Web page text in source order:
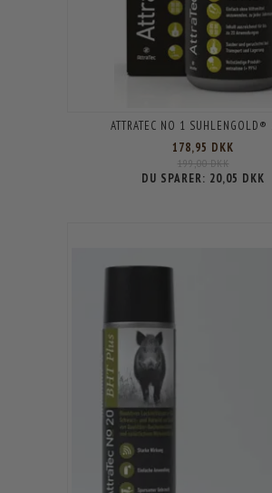
ATTRATEC NO 1
178,95 DKK
199,00 DKK
DU SPARER: 20,05 DKK